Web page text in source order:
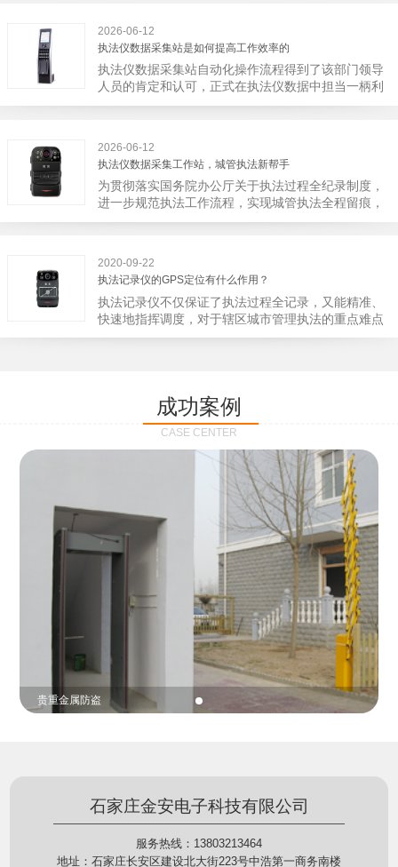
大体只有两个，其一，安装安检门是否会激化矛盾。
其二，安装安检门可以防范于未然。1月6号当天，南
宁市第二医院刚试行安检的首日，检查出10多把各类
刀具和一把管制类刀具。近来伤医事件屡屡发生，安
装安检门可以缓解医生安全感不足的问题，同时安检
2026-06-12
执法仪数据采集站是如何提高工作效率的
执法仪数据采集站自动化操作流程得到了该部门领导
人员的肯定和认可，正式在执法仪数据中担当一柄利
剑。 执法仪数据采集站对于执法仪数据资料的管理
备能自动读取目标对象，并同步到采集站中，此外设
备具有断点续传的功能，如果碰到网络故障，可以从
已经上传或下载的部分开始继续上传下载未完成的部
分，而没有必要从头开始上传下载，能节省时间，提
高速度。再者待数据传输完毕之后，执法仪数据采集
下次直接使用，提高执法仪数据效率。执法仪数据采
集站还具有强大的数据存储管理系统，后台统计不同
上传时段、不同重要级别的数据，将统计结果以图表
或者报表的形式呈现；设备设置有用户操作权限管
理，自动将用户警员编号与执法仪编号绑定，保障数
据的合法性，同时系统可设置每个警员的权限，明确
2026-06-12
执法仪数据采集工作站，城管执法新帮手
为贯彻落实国务院办公厅关于执法过程全纪录制度，
进一步规范执法工作流程，实现城管执法全程留痕，
深入推进执法队伍规范化建设，给城管执法工作添加
止了双方矛盾的发生。现在有了执法仪数据采集工作
站，执法队员的担忧便得到有效的解决。每个采集工
作站可支持多台执法记录仪设备同时上传数据，队员
当天使用当天上传，通过数据线接入到采集工作站，
它会自动读取所有的视频、音频、图片、日志等信
作站也能自动为执法记录仪充充电、校校时，做执法
记录仪的贴心小"保姆"。随着群众法律意识的逐步提
高，行政执法行为更加"阳光、透明"，通过工作站可
以随时调取证据视频，精准查阅现场资料，直戳了当
的展示给行政相对人看，有效的减少了行政相对人对
城管执法行为的误解，树立了执法的公信力。
2020-09-22
执法记录仪的GPS定位有什么作用？
执法记录仪不仅保证了执法过程全记录，又能精准、
快速地指挥调度，对于辖区城市管理执法的重点难点
也能一目了然，在城市管理工作信息化中发挥着重要
定位模块，可通过移动网络将位置信息实时发送到监
控中心，在平台的电子地图上显示出设备的具体位
置，实时查看执法人员到岗情况及根据执法环境迅速
调配周边执法人员。同时，内置NFC芯片，可支持身
份证查验等拓展功能，在实战中发挥着重要的作用，
能广泛应用于交警公安执法、卫生监督、城管执法、
海关执法、路政、质量监督、林业园林、消防、质量
监督、公路铁路等各个领域。
成功案例
CASE CENTER
贵重金属防盗
石家庄金安电子科技有限公司
服务热线：13803213464
地址：石家庄长安区建设北大街223号中浩第一商务南楼